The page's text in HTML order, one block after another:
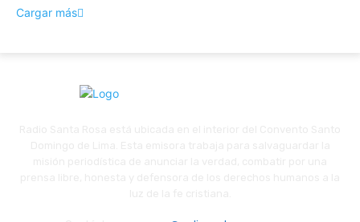
Cargar más